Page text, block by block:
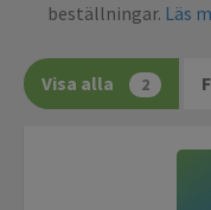
beställningar. Läs
Visa alla 2